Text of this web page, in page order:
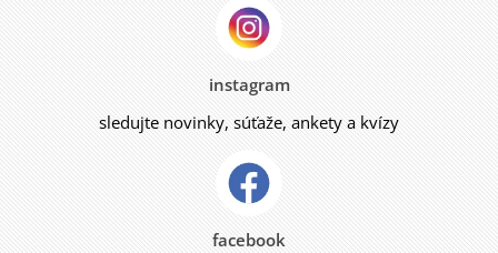
instagram
sledujte novinky, súťaže, ankety a kvízy
facebook